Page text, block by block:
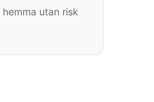
utan risk